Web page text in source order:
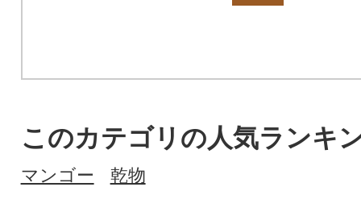
このカテゴリの人気ランキ
マンゴー 乾物